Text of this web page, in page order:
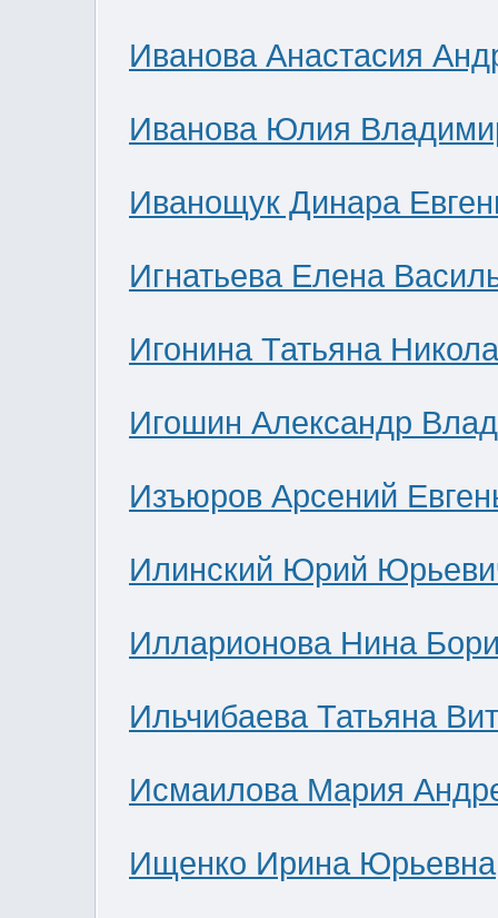
Иванова Анастасия
Иванова Юлия
Иванощук Динара
Игнатьева Елена
Игонина Татьяна
Игошин Александр
Изъюров Арсений
Илинский Юрий
Илларионова Нина
Ильчибаева Татьяна
Исмаилова Мария
Ищенко Ирина Юрьевна